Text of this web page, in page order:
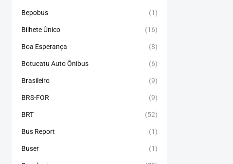
Bepobus (1)
Bilhete Único (16)
Boa Esperança (8)
Botucatu Auto Ônibus (6)
Brasileiro (9)
BRS-FOR (9)
BRT (52)
Bus Report (1)
Buser (1)